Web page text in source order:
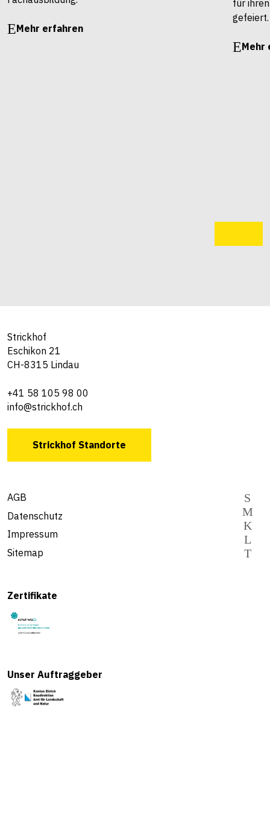
Mehr erfahren
für
gefeiert.
Mehr
Strickhof
Eschikon 21
CH-8315 Lindau
+41 58 105 98 00
info@strickhof.ch
Strickhof Standorte
AGB
Datenschutz
Impressum
Sitemap
Zertifikate
Unser Auftraggeber